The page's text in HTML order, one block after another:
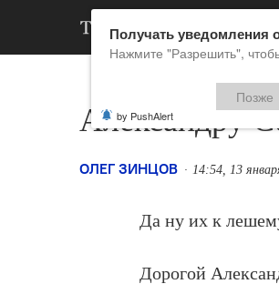
Александру
ОЛЕГ ЗИНЦОВ 14:54, 13
Да ну их к
Дорогой
Получать уведомления
Нажмите "Разрешить",
Позже
by PushAlert